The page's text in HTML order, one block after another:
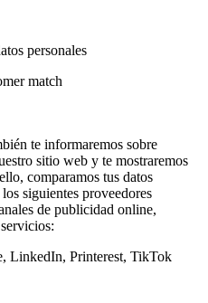
personales
match
te informaremos sobre
sitio web y te mostraremos
comparamos tus datos
siguientes proveedores
de publicidad online,
LinkedIn, Printerest, TikTok